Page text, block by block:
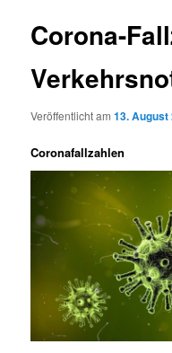
Corona-
Veröffentlicht am13. August
Coronafallzahlen